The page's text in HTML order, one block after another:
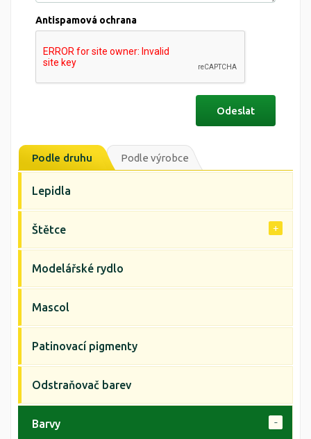
Antispamová ochrana
Podle druhu Podle výrobce
Lepidla
Štětce
Modelářské rydlo
Mascol
Patinovací pigmenty
Odstraňovač barev
Barvy